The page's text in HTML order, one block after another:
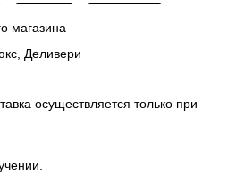
магазина
Деливери
осуществляется только при